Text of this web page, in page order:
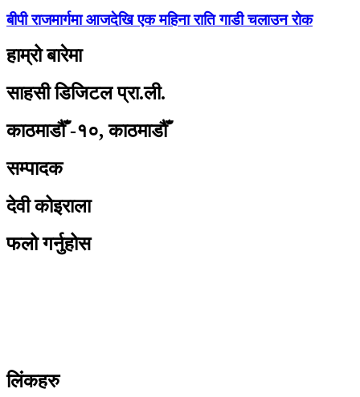
बीपी राजमार्गमा आजदेखि एक महिना राति गाडी चलाउन रोक
हाम्रो बारेमा
साहसी डिजिटल प्रा.ली.
काठमाडौँ -१०, काठमाडौँ
सम्पादक
देवी कोइराला
फलो गर्नुहोस
लिंकहरु